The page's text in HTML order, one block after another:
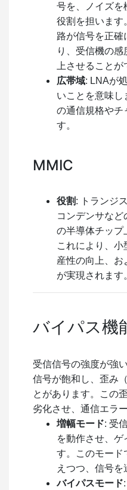
号を、ノイズを
役割を担います
路が信号を正確
り、受信機の
上させることが
広帯域: LNAが
いことを意味し
の通信規格やチ
す。
MMIC
役割: トランジ
コンデンサな
の半導体チップ
これにより、
産性の向上、お
が実現されます
バイパス機
受信信号の強度が強
信号が飽和し、歪み
とがあります。この
劣化させ、通信エラ
増幅モード: 受
を動作させ、ゲ
す。このモード
えつつ、信号を
バイパスモード